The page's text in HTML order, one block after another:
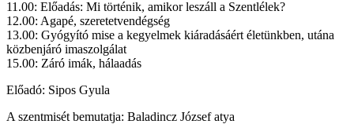
11.00: Előadás: Mi történik, amikor leszáll a Szentlélek?
12.00: Agapé, szeretetvendégség
13.00: Gyógyító mise a kegyelmek kiáradásáért életünkben, utána
közbenjáró imaszolgálat
15.00: Záró imák, hálaadás
Előadó: Sipos Gyula
A szentmisét bemutatja: Baladincz József atya